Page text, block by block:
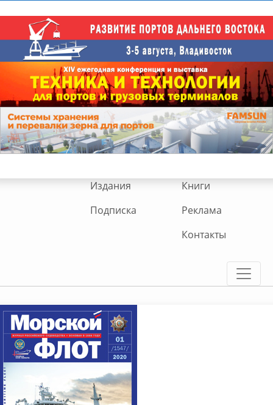
Издания
Книги
Подписка
Реклама
Контакты